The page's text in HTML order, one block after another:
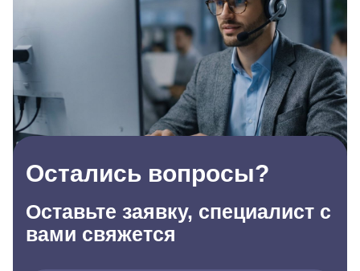
Остались вопросы?
Оставьте заявку, специалист с
вами свяжется